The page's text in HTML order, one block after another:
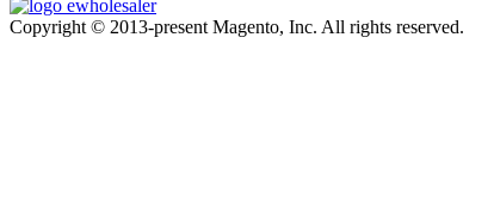
Copyright © 2013-present Magento, Inc. All rights reserved.